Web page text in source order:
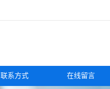
联系方式 在线留言